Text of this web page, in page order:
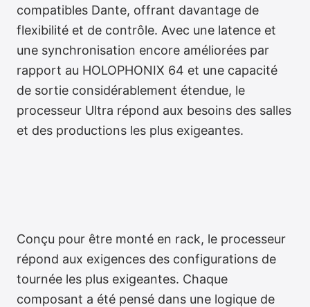
English
compatibles Dante, offrant davantage de
flexibilité et de contrôle. Avec une latence et
une synchronisation encore améliorées par
rapport au HOLOPHONIX 64 et une capacité
de sortie considérablement étendue, le
processeur Ultra répond aux besoins des salles
et des productions les plus exigeantes.
Conçu pour être monté en rack, le processeur
répond aux exigences des configurations de
tournée les plus exigeantes. Chaque
composant a été pensé dans une logique de